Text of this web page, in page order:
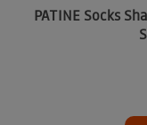
PATINE Socks